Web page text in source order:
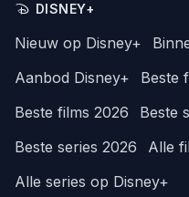
DISNEY+
Nieuw op Disney+
Aanbod Disney+
Beste
Beste films 2026
Beste
Beste series 2026
Alle
Alle series op Disney+